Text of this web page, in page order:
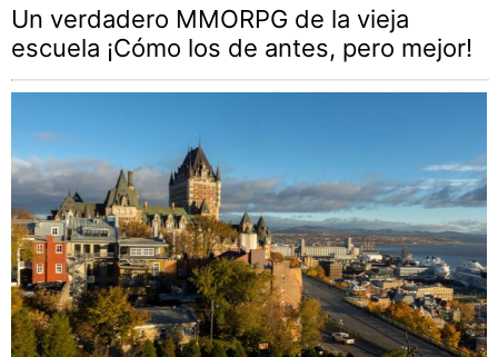
Un verdadero MMORPG de la vieja
escuela ¡Cómo los de antes, pero mejor!